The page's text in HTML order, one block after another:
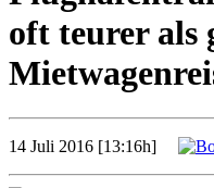
oft teurer als
14 Juli 2016 [13:16h]